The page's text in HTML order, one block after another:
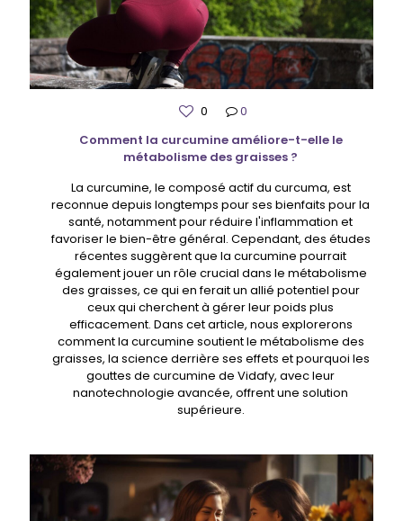
0
0
Comment la curcumine améliore-t-elle le
métabolisme des graisses ?
La curcumine, le composé actif du curcuma, est
reconnue depuis longtemps pour ses bienfaits pour la
santé, notamment pour réduire l'inflammation et
favoriser le bien-être général. Cependant, des études
récentes suggèrent que la curcumine pourrait
également jouer un rôle crucial dans le métabolisme
des graisses, ce qui en ferait un allié potentiel pour
ceux qui cherchent à gérer leur poids plus
efficacement. Dans cet article, nous explorerons
comment la curcumine soutient le métabolisme des
graisses, la science derrière ses effets et pourquoi les
gouttes de curcumine de Vidafy, avec leur
nanotechnologie avancée, offrent une solution
supérieure.